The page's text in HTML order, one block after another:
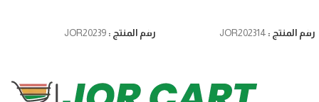
رقم المنتج : JOR202314 رقم المنتج : JOR20239